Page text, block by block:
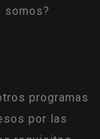
somos?
programas
por las